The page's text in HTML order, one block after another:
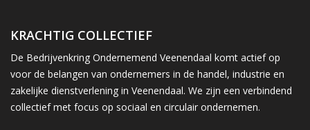
KRACHTIG COLLECTIEF
De Bedrijvenkring Ondernemend Veenendaal komt actief op
voor de belangen van ondernemers in de handel, industrie en
zakelijke dienstverlening in Veenendaal. We zijn een verbindend
collectief met focus op sociaal en circulair ondernemen.